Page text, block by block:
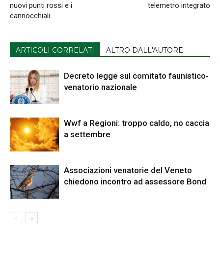
nuovi punti rossi e i
cannocchiali
telemetro integrato
ARTICOLI CORRELATI ALTRO DALL'AUTORE
Decreto legge sul comitato faunistico-
venatorio nazionale
Wwf a Regioni: troppo caldo, no caccia
a settembre
Associazioni venatorie del Veneto
chiedono incontro ad assessore Bond